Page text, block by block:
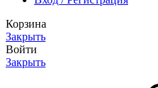
Корзина
Закрыть
Войти
Закрыть